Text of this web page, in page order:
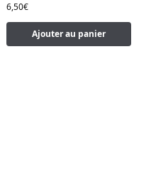
6,50€
Ajouter au panier